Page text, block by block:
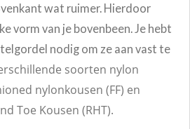
wat ruimer. Hierdoor
vorm van je bovenbeen. Je hebt
nodig om ze aan vast te
soorten nylon
nylonkousen (FF) en
Toe Kousen (RHT).